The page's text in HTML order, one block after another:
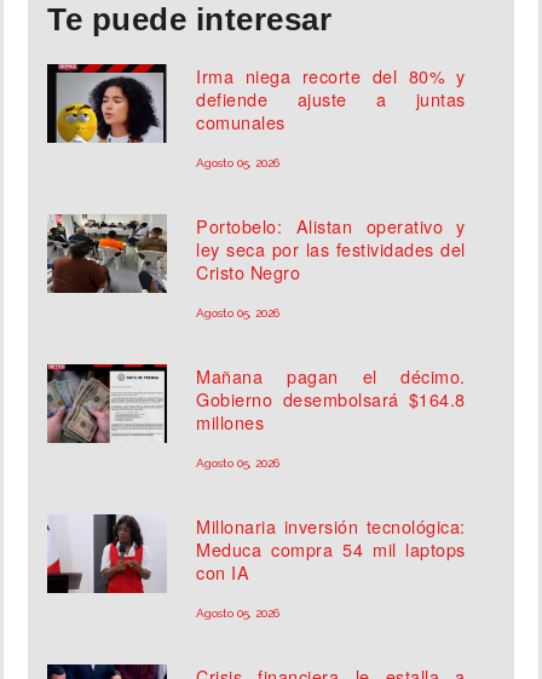
Te puede interesar
Irma niega recorte del 80% y
defiende ajuste a juntas
comunales
Agosto 05, 2026
Portobelo: Alistan operativo y
ley seca por las festividades del
Cristo Negro
Agosto 05, 2026
Mañana pagan el décimo.
Gobierno desembolsará $164.8
millones
Agosto 05, 2026
Millonaria inversión tecnológica:
Meduca compra 54 mil laptops
con IA
Agosto 05, 2026